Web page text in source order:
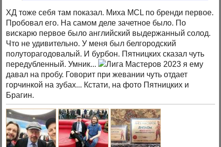
ХД тоже себя там показал. Миха MCL по бренди первое.
Пробовал его. На самом деле зачетное было. По
вискарю первое было английский выдержанный солод.
Что не удивительно. У меня был белгородский
полуторагодовалый. И бурбон. Пятницких сказал чуть
передубленный. Умник...
я ему
давал на пробу. Говорит при жевании чуть отдает
горчинкой на зубах... Кстати, на фото Пятницких и
Брагин.